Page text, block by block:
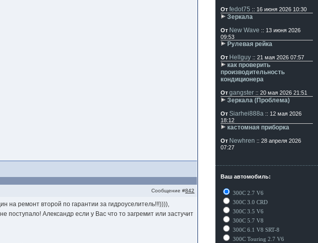
Сообщение #842
ремонт второй по гарантии за гидроуселитель!!!)))),
поступало! Александр если у Вас что то загремит или застучит
От fedot75 :: 16 июня 2026 10:30
Зеркала
От New Wave :: 13 июня 2026
09:53
Рулевая рейка
От Hellguy :: 21 мая 2026 07:57
как проверить
производительность
кондиционера
От gangster :: 20 мая 2026 21:51
Зеркала (Проблема)
От Siarhei888a :: 12 мая 2026
18:12
кастомная приборка
От Newhren :: 28 апреля 2026
07:27
Ваш автомобиль:
300C 2.7 V6
300C 3.0 CRD
300C 3.5 V6
300C 5.7 V8
300C 6.1 V8 SRT-8
300C Touring 2.7 V6